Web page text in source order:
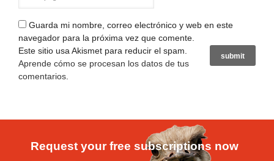
Guarda mi nombre, correo electrónico y web en este
navegador para la próxima vez que comente.
Este sitio usa Akismet para reducir el spam.
Aprende cómo se procesan los datos de tus
comentarios
Request your free subscriptions now